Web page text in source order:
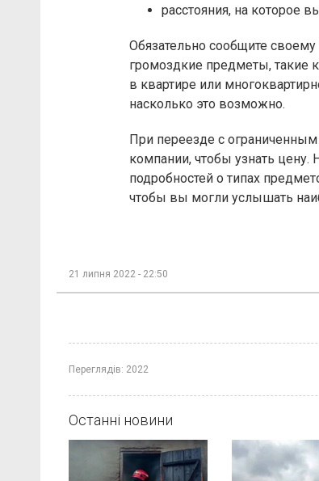
расстояния, на которое
Обязательно сообщите
громоздкие предметы, такие
в квартире или
насколько это возможно.
При переезде с
компании, чтобы узнать
подробностей о типах
чтобы вы могли услышать
21 липня 2022 - 22:50
Переглядів: 2022
Останні новини